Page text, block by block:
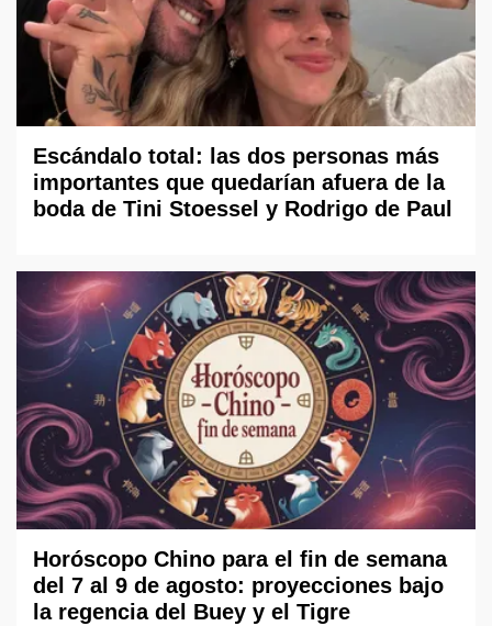
Escándalo total: las dos personas más
importantes que quedarían afuera de la
boda de Tini Stoessel y Rodrigo de Paul
Horóscopo Chino para el fin de semana
del 7 al 9 de agosto: proyecciones bajo
la regencia del Buey y el Tigre